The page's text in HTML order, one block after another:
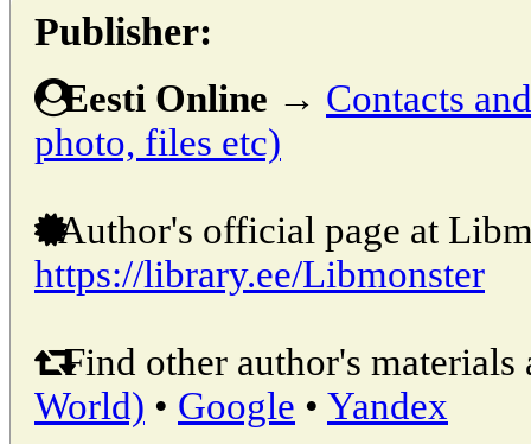
Publisher:
Eesti Online → Contacts
photo, files etc)
Author's official page at
https://library.ee/Libmonster
Find other author's materials
World) • Google • Yandex